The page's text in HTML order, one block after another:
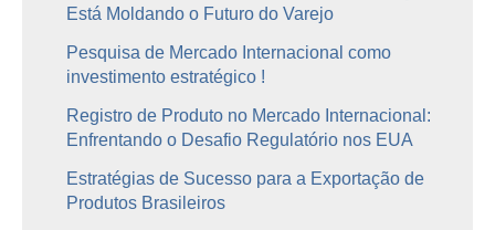
Está Moldando o Futuro do Varejo
Pesquisa de Mercado Internacional como
investimento estratégico !
Registro de Produto no Mercado Internacional:
Enfrentando o Desafio Regulatório nos EUA
Estratégias de Sucesso para a Exportação de
Produtos Brasileiros